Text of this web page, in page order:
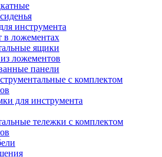
инструмента
в ложементах
ящики
ложементов
панели
с комплектом
для инструмента
тележки с комплектом